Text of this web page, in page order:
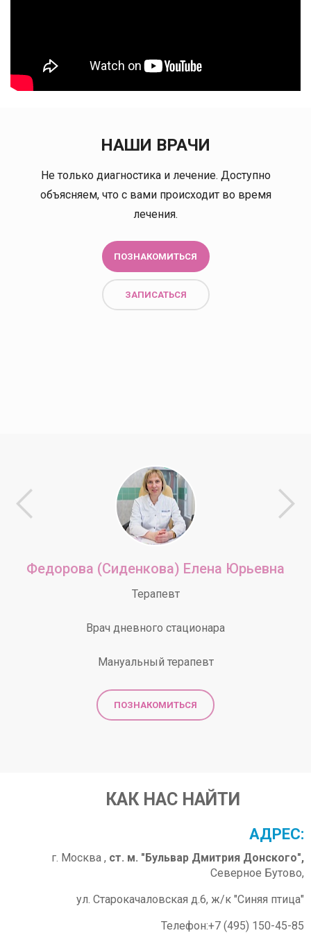
НАШИ ВРАЧИ
Не только диагностика и лечение. Доступно
объясняем, что с вами происходит во время
лечения.
ПОЗНАКОМИТЬСЯ
ЗАПИСАТЬСЯ
Федорова (Сиденкова) Елена Юрьевна
Терапевт
Врач дневного стационара
Мануальный терапевт
ПОЗНАКОМИТЬСЯ
КАК НАС НАЙТИ
АДРЕС:
г. Москва , ст. м. "Бульвар Дмитрия Донского",
Северное Бутово,
ул. Старокачаловская д.6, ж/к "Синяя птица"
Телефон:+7 (495) 150-45-85